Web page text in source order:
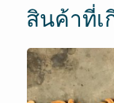
สินค้าที่เ